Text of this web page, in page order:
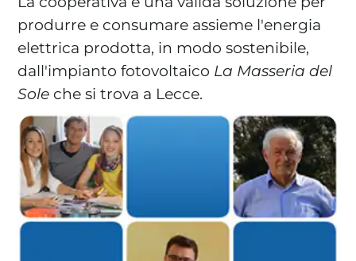
produrre e consumare assieme l'energia
elettrica prodotta, in modo sostenibile,
dall'impianto fotovoltaico La Masseria del
Sole che si trova a Lecce.